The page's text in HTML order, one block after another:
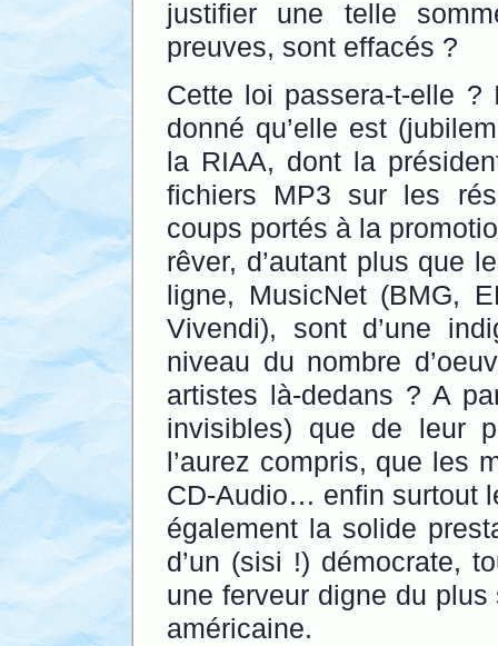
justifier une telle
preuves, sont effacés ?
Cette loi passera-t-elle
donné qu’elle est
la RIAA, dont la
fichiers MP3 sur les
coups portés à la
rêver, d’autant plus que
ligne, MusicNet (BMG,
Vivendi), sont d’une
niveau du nombre
artistes là-dedans ? A
invisibles) que de leur
l’aurez compris, que les
CD-Audio… enfin surtout
également la solide
d’un (sisi !) démocrate,
une ferveur digne du
américaine.